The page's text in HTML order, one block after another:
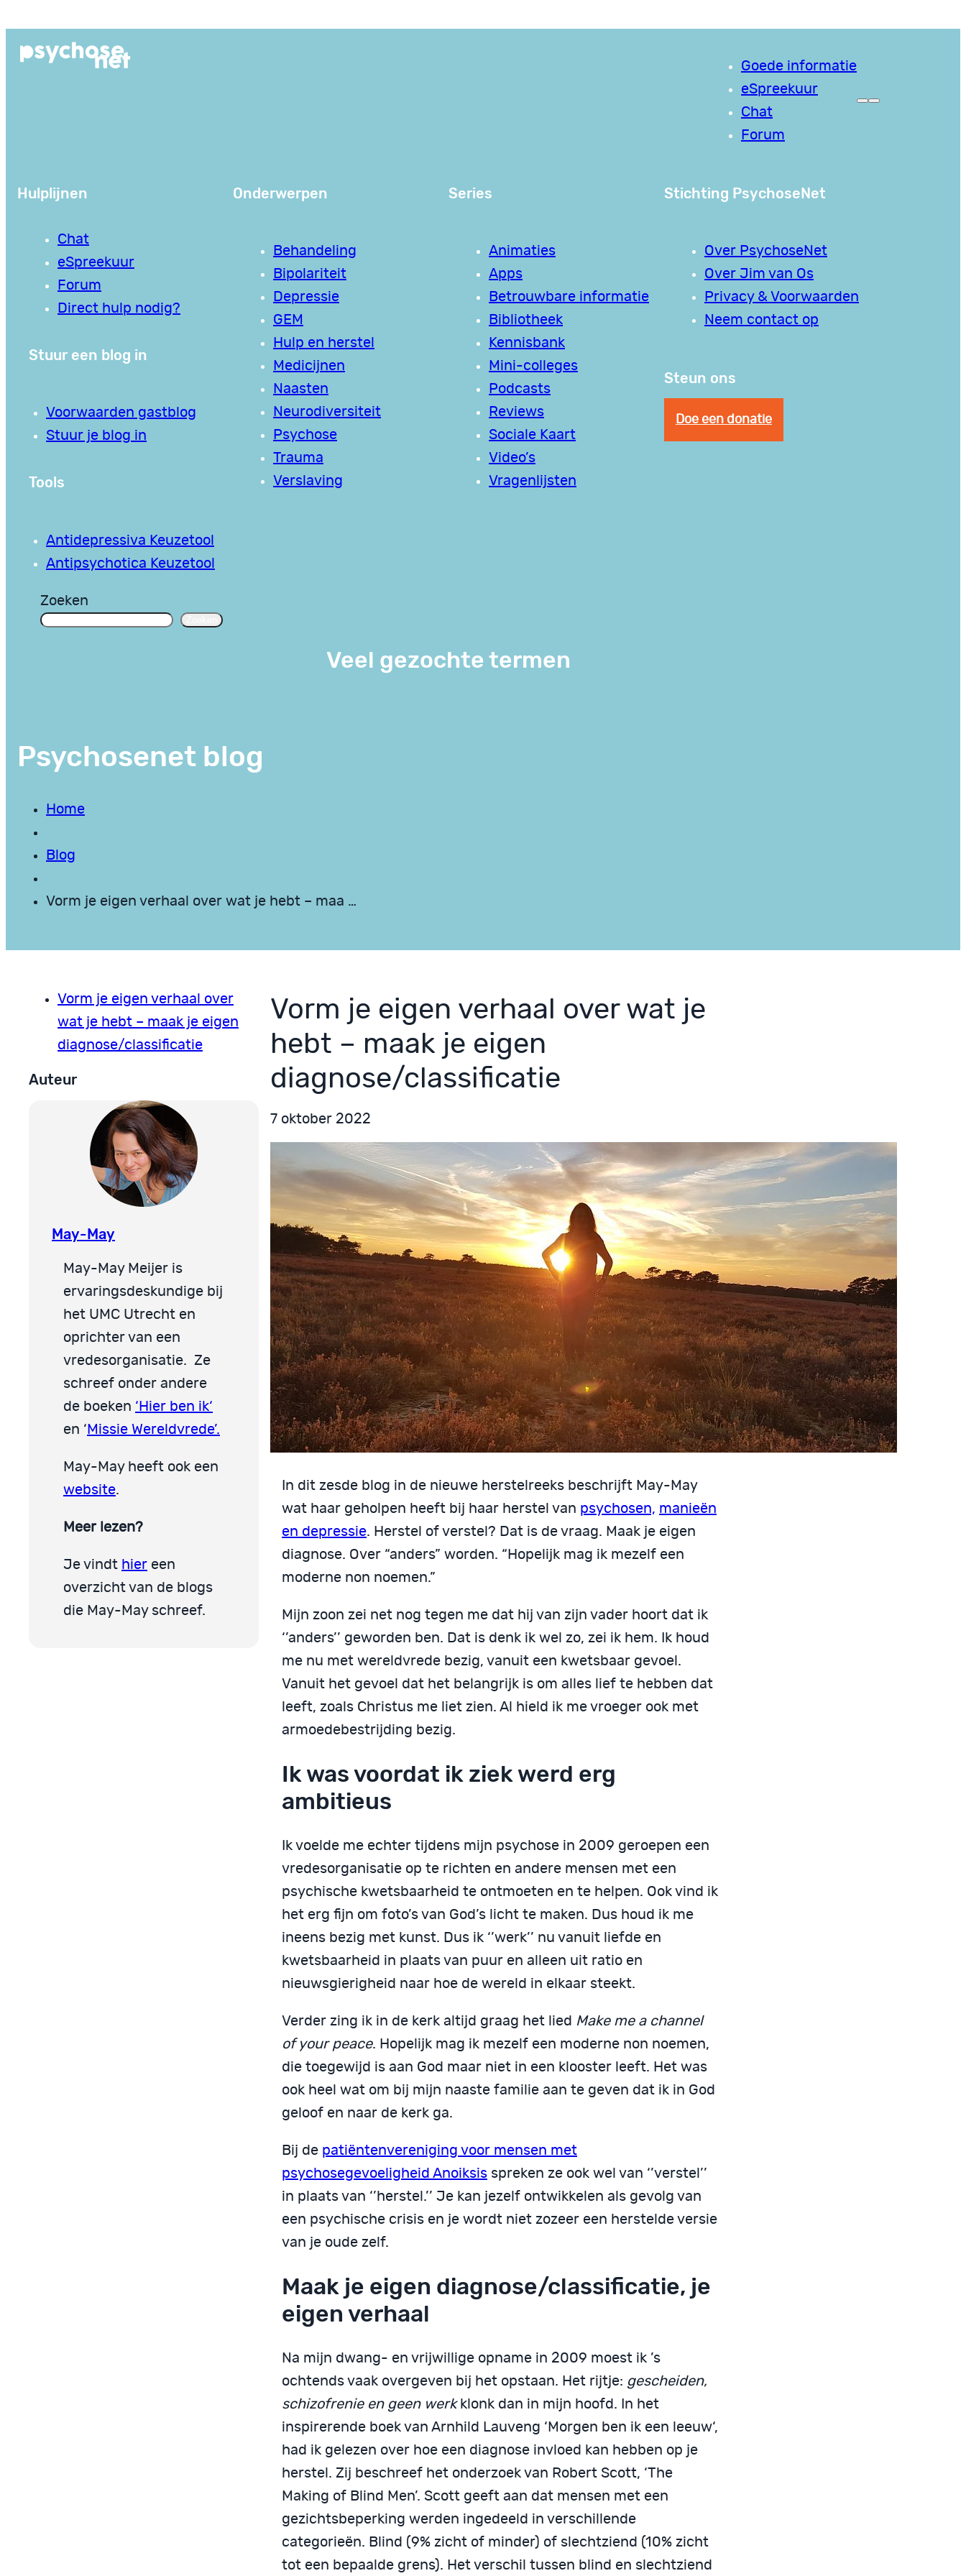
de
Goede informatie
eSpreekuur
Chat
Forum
Hulplijnen
Chat
eSpreekuur
Forum
Direct hulp nodig?
Stuur een blog in
Voorwaarden gastblog
Stuur je blog in
Tools
Antidepressiva Keuzetool
Antipsychotica Keuzetool
Onderwerpen
Behandeling
Bipolariteit
Depressie
GEM
Hulp en herstel
Medicijnen
Naasten
Neurodiversiteit
Psychose
Trauma
Verslaving
Series
Animaties
Apps
Betrouwbare informatie
Bibliotheek
Kennisbank
Mini-colleges
Podcasts
Reviews
Sociale Kaart
Video’s
Vragenlijsten
Stichting PsychoseNet
Over PsychoseNet
Over Jim van Os
Privacy & Voorwaarden
Neem contact op
Steun ons
Doe een donatie
Zoeken
Veel gezochte termen
Psychosenet blog
Home
Blog
Vorm je eigen verhaal over wat je hebt – maa …
Vorm je eigen verhaal over
wat je hebt – maak je eigen
diagnose/classificatie
Auteur
May-May
May-May Meijer is
ervaringsdeskundige bij
het UMC Utrecht en
oprichter van een
vredesorganisatie. Ze
schreef onder andere
de boeken ‘Hier ben ik‘
en ‘ Missie Wereldvrede’.
May-May heeft ook een
website.
Meer lezen?
Je vindt hier een
overzicht van de blogs
die May-May schreef.
Vorm je eigen verhaal over wat je
hebt – maak je eigen
diagnose/classificatie
7 oktober 2022
In dit zesde blog in de nieuwe herstelreeks beschrijft May-May
wat haar geholpen heeft bij haar herstel van psychosen, manieën
en depressie. Herstel of verstel? Dat is de vraag. Maak je eigen
diagnose. Over “anders” worden. “Hopelijk mag ik mezelf een
moderne non noemen.”
Mijn zoon zei net nog tegen me dat hij van zijn vader hoort dat ik
‘’anders’’ geworden ben. Dat is denk ik wel zo, zei ik hem. Ik houd
me nu met wereldvrede bezig, vanuit een kwetsbaar gevoel.
Vanuit het gevoel dat het belangrijk is om alles lief te hebben dat
leeft, zoals Christus me liet zien. Al hield ik me vroeger ook met
armoedebestrijding bezig.
Ik was voordat ik ziek werd erg
ambitieus
Ik voelde me echter tijdens mijn psychose in 2009 geroepen een
vredesorganisatie op te richten en andere mensen met een
psychische kwetsbaarheid te ontmoeten en te helpen. Ook vind ik
het erg fijn om foto’s van God’s licht te maken. Dus houd ik me
ineens bezig met kunst. Dus ik ‘’werk’’ nu vanuit liefde en
kwetsbaarheid in plaats van puur en alleen uit ratio en
nieuwsgierigheid naar hoe de wereld in elkaar steekt.
Verder zing ik in de kerk altijd graag het lied Make me a channel
of your peace. Hopelijk mag ik mezelf een moderne non noemen,
die toegewijd is aan God maar niet in een klooster leeft. Het was
ook heel wat om bij mijn naaste familie aan te geven dat ik in God
geloof en naar de kerk ga.
Bij de patiëntenvereniging voor mensen met
psychosegevoeligheid Anoiksis spreken ze ook wel van ‘’verstel’’
in plaats van ‘’herstel.’’ Je kan jezelf ontwikkelen als gevolg van
een psychische crisis en je wordt niet zozeer een herstelde versie
van je oude zelf.
Maak je eigen diagnose/classificatie, je
eigen verhaal
Na mijn dwang- en vrijwillige opname in 2009 moest ik ’s
ochtends vaak overgeven bij het opstaan. Het rijtje: gescheiden,
schizofrenie en geen werkklonk dan in mijn hoofd. In het
inspirerende boek van Arnhild Lauveng ‘Morgen ben ik een leeuw‘,
had ik gelezen over hoe een diagnose invloed kan hebben op je
herstel. Zij beschreef het onderzoek van Robert Scott, ‘The
Making of Blind Men’. Scott geeft aan dat mensen met een
gezichtsbeperking werden ingedeeld in verschillende
categorieën. Blind (9% zicht of minder) of slechtziend (10% zicht
tot een bepaalde grens). Het verschil tussen blind en slechtziend